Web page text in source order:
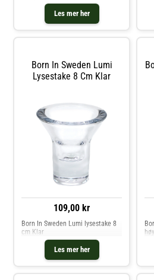
Les mer her
laget av rustfritt stål for å enkelt
arrangere blomster på en attraktiv
måte. Sphere vase er tilgjengelig i
flere størrelser og i forskjellige
Born In Sweden Lumi
Lysestake 8 Cm Klar
109,00 kr
Les mer her
Born In Sweden Lumi lysestake 8
cm Klar